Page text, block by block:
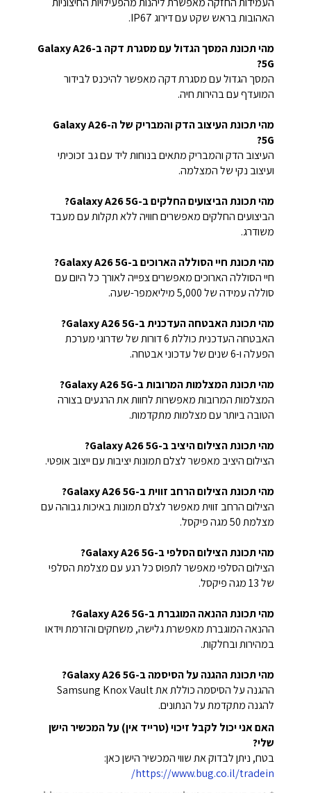
האהובות בראש שקט עם דירוג IP67.
מהי תכונת המסך הגדול עם מסגרת דקה ב-Galaxy A26
5G?
המסך הגדול עם מסגרת דקה מאפשר להיכנס לבידור
המועדף עם בהירות חיה.
מהי תכונת העיצוב הדק והמבריק של ה-Galaxy A26
5G?
העיצוב הדק והמבריק מתאים בנוחות ליד עם גב זכוכיתי
ועיצוב נקי של המצלמה.
מהי תכונת הביצועים החלקים ב-Galaxy A26 5G?
הביצועים החלקים מאפשרים חוויה ללא תקלות עם מעבד
משודרג.
מהי תכונת חיי הסוללה הארוכים ב-Galaxy A26 5G?
חיי הסוללה הארוכים מאפשרים צפייה לאורך כל היום עם
סוללה עמידה של 5,000 מיליאמפר-שעה.
מהי תכונת האבטחה העדכנית ב-Galaxy A26 5G?
האבטחה העדכנית כוללת 6 דורות של שדרוגי מערכת
הפעלה ו-6 שנים של עדכוני אבטחה.
מהי תכונת המצלמות המרובות ב-Galaxy A26 5G?
המצלמות המרובות מאפשרות לחוות את הרגעים בצורה
הטובה ביותר עם מצלמות מתקדמות.
מהי תכונת הצילום היציב ב-Galaxy A26 5G?
הצילום היציב מאפשר לצלם תמונות יציבות עם ייצוב אופטי.
מהי תכונת הצילום הרחב זווית ב-Galaxy A26 5G?
הצילום הרחב זווית מאפשר לצלם תמונות באיכות גבוהה עם
מצלמת 50 מגה פיקסל.
מהי תכונת הצילום הסלפי ב-Galaxy A26 5G?
הצילום הסלפי מאפשר לתפוס כל רגע עם מצלמת הסלפי
של 13 מגה פיקסל.
מהי תכונת ההנאה המוגברת ב-Galaxy A26 5G?
ההנאה המוגברת מאפשרת גלישה, משחקים והזרמת וידאו
במהירות ובחלקות.
מהי תכונת ההגנה על הסיסמה ב-Galaxy A26 5G?
ההגנה על הסיסמה כוללת את Samsung Knox Vault
להגנה מתקדמת על הנתונים.
האם אני יכול לקבל זיכוי (טרייד אין) על המכשיר הישן
שלי?
בטח, ניתן לבדוק את שווי המכשיר הישן כאן:
https://www.bug.co.il/tradein/